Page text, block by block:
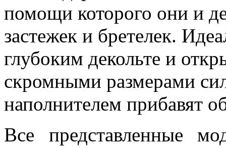
помощи которого они и
застежек и бретелек.
глубоким декольте и
скромными размерами
наполнителем прибавят
Все представленные